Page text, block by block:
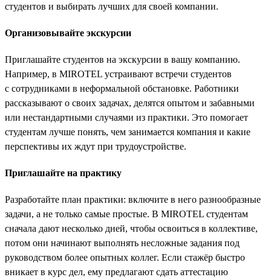
студентов и выбирать лучших для своей компании.
Организовывайте экскурсии
Приглашайте студентов на экскурсии в вашу компанию.
Например, в MIROTEL устраивают встречи студентов
с сотрудниками в неформальной обстановке. Работники
рассказывают о своих задачах, делятся опытом и забавными
или нестандартными случаями из практики. Это помогает
студентам лучше понять, чем занимается компания и какие
перспективы их ждут при трудоустройстве.
Приглашайте на практику
Разработайте план практики: включите в него разнообразные
задачи, а не только самые простые. В MIROTEL студентам
сначала дают несколько дней, чтобы освоиться в коллективе,
потом они начинают выполнять несложные задания под
руководством более опытных коллег. Если стажёр быстро
вникает в курс дел, ему предлагают сдать аттестацию